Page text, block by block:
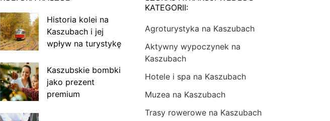
Historia kolei na
Kaszubach i jej
wpływ na turystykę
Kaszubskie bombki
jako prezent
premium
KATEGORII:
Agroturystyka na Kaszubach
Aktywny wypoczynek na
Kaszubach
Hotele i spa na Kaszubach
Muzea na Kaszubach
Trasy rowerowe na Kaszubach